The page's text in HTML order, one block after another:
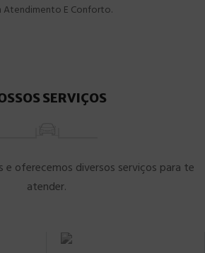
Atendimento E Conforto.
SERVIÇOS
e oferecemos diversos serviços para te
atender.